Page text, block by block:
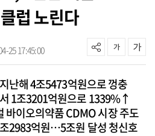
럽 노린다
25 17:45:00
난해 4조5473억원으로 껑충
1조3201억원으로 1339%↑
바이오의약품 CDMO 시장 주도
2983억원…5조원 달성 청신호